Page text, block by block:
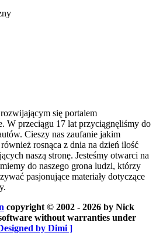
się portalem
W przeciągu 17 lat przyciągnęliśmy do
Cieszy nas zaufanie jakim
rosnąca z dnia na dzień ilość
naszą stronę. Jesteśmy otwarci na
do naszego grona ludzi, którzy
pasjonujące materiały dotyczące
copyright © 2002 - 2026 by Nick
without warranties under
by Dimi ]